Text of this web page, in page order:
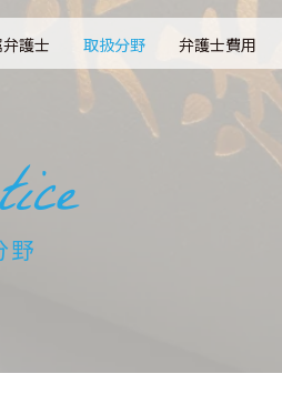
護士 取扱分野 弁護士費用
野